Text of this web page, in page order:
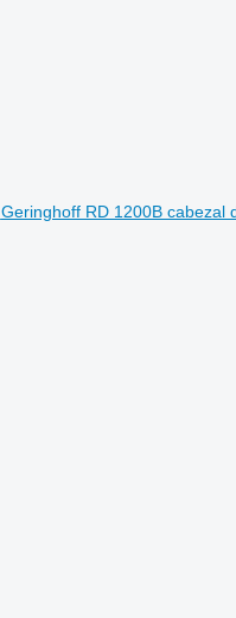
Geringhoff RD 1200B cabezal